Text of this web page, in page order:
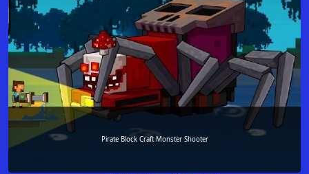
Pirate Block Craft Monster Shooter